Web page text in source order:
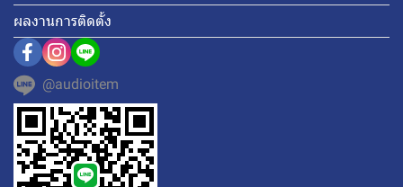
ผลงานการติดตั้ง
@audioitem